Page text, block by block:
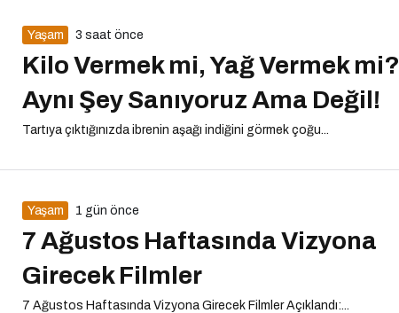
Yaşam 3 saat önce
Kilo Vermek mi, Yağ Vermek mi?
Aynı Şey Sanıyoruz Ama Değil!
Tartıya çıktığınızda ibrenin aşağı indiğini görmek çoğu...
Yaşam 1 gün önce
7 Ağustos Haftasında Vizyona
Girecek Filmler
7 Ağustos Haftasında Vizyona Girecek Filmler Açıklandı:...